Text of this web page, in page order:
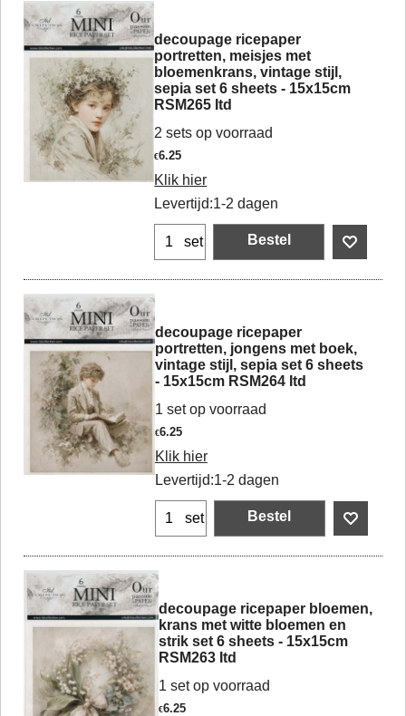
decoupage ricepaper
portretten, meisjes met
bloemenkrans, vintage stijl,
sepia set 6 sheets - 15x15cm
RSM265 Itd
2 sets op voorraad
€6.25
Klik hier
Levertijd:1-2 dagen
set Bestel
decoupage ricepaper
portretten, jongens met boek,
vintage stijl, sepia set 6 sheets
- 15x15cm RSM264 Itd
1 set op voorraad
€6.25
Klik hier
Levertijd:1-2 dagen
set Bestel
decoupage ricepaper bloemen,
krans met witte bloemen en
strik set 6 sheets - 15x15cm
RSM263 Itd
1 set op voorraad
€6.25